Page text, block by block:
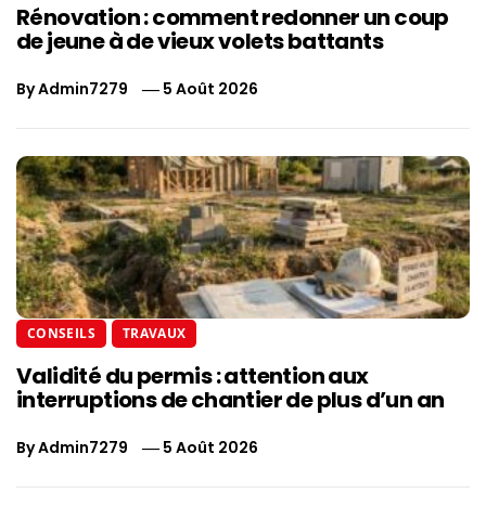
Rénovation : comment redonner un coup
de jeune à de vieux volets battants
ByAdmin7279 5 Août 2026
CONSEILS TRAVAUX
Validité du permis : attention aux
interruptions de chantier de plus d’un an
ByAdmin7279 5 Août 2026